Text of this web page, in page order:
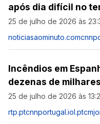
após dia difícil no
25 de julho de 2026 às
noticiasaominuto.com
Incêndios em
dezenas de
25 de julho de 2026 às
rtp.ptcnnportugal.iol.pt